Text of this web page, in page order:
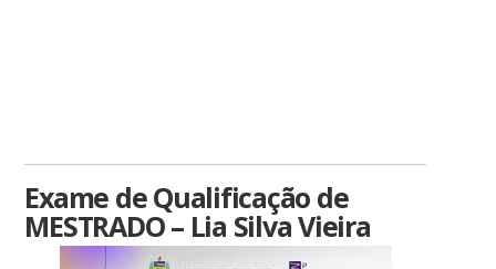
Exame de Qualificação de
MESTRADO – Lia Silva Vieira